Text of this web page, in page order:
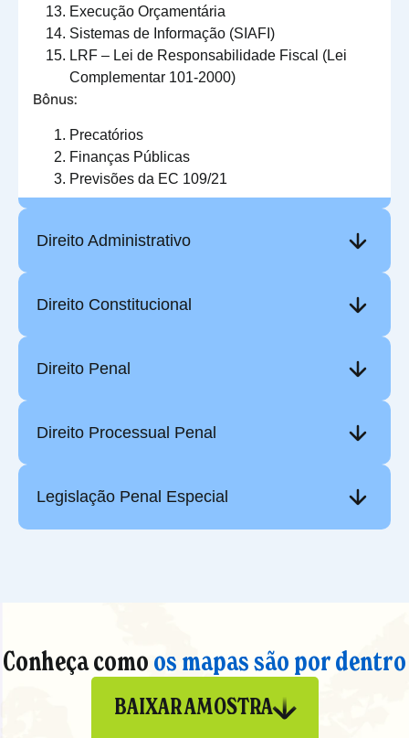
Execução Orçamentária
Sistemas de Informação (SIAFI)
LRF – Lei de Responsabilidade Fiscal (Lei
Complementar 101-2000)
Bônus:
Precatórios
Finanças Públicas
Previsões da EC 109/21
Direito Administrativo
Direito Constitucional
Direito Penal
Direito Processual Penal
Legislação Penal Especial
Conheça como os mapas são por dentro
BAIXAR AMOSTRA